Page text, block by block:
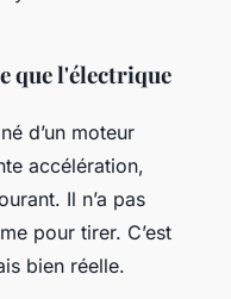
que l'électrique
d’un moteur
accélération,
Il n’a pas
pour tirer. C’est
bien réelle.